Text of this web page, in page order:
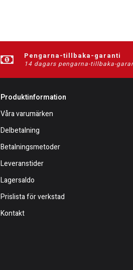
Pengarna-tillbaka-garanti
14 dagars pengarna-tillbaka-
Produktinformation
Våra varumärken
Delbetalning
Betalningsmetoder
Leveranstider
Lagersaldo
Prislista för verkstad
Kontakt